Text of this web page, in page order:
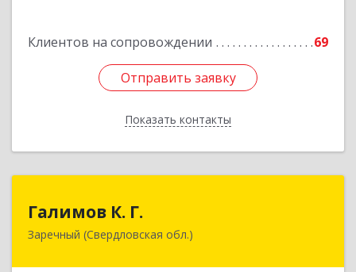
Клиентов на сопровождении 69
Отправить заявку
Показать контакты
Подробнее
Отправить заявку
Назад
Галимов К. Г.
Заречный (Свердловская обл.)
Свердловская обл, г. Заречный, ул. Кузнецова,